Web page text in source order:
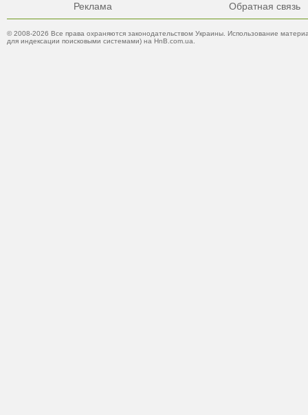
Реклама Обратная связь
© 2008-2026 Все права охраняются законодательством Украины. Использование
для индексации поисковыми системами) на HnB.com.ua.